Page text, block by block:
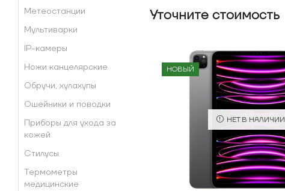
Уточнитe стоимость
НОВЫЙ
НЕТ В НАЛИЧИИ
Метеостанции
Мультиварки
IP-камеры
Ножи канцелярские
Обручи, хулахупы
Ошейники и поводки
Приборы для ухода за
кожей
Стилусы
Термометры
медицинские